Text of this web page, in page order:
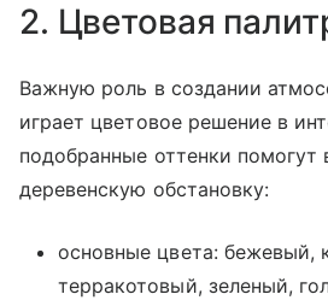
2. Цветовая
Важную роль в создании
играет цветовое решение в
подобранные оттенки помогут
деревенскую обстановку:
основные цвета: бежевый,
терракотовый, зеленый,